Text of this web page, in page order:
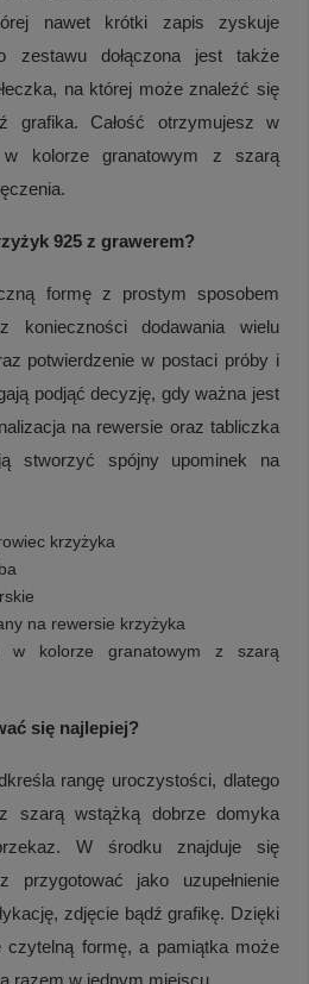
nawet krótki zapis zyskuje
zestawu dołączona jest także
na której może znaleźć się
grafika. Całość otrzymujesz w
w kolorze granatowym z szarą
925 z grawerem?
formę z prostym sposobem
konieczności dodawania wielu
potwierdzenie w postaci próby i
podjąć decyzję, gdy ważna jest
na rewersie oraz tabliczka
stworzyć spójny upominek na
krzyżyka
na rewersie krzyżyka
w kolorze granatowym z szarą
się najlepiej?
rangę uroczystości, dlatego
z szarą wstążką dobrze domyka
W środku znajduje się
przygotować jako uzupełnienie
zdjęcie bądź grafikę. Dzięki
formę, a pamiątka może
razem w jednym miejscu.